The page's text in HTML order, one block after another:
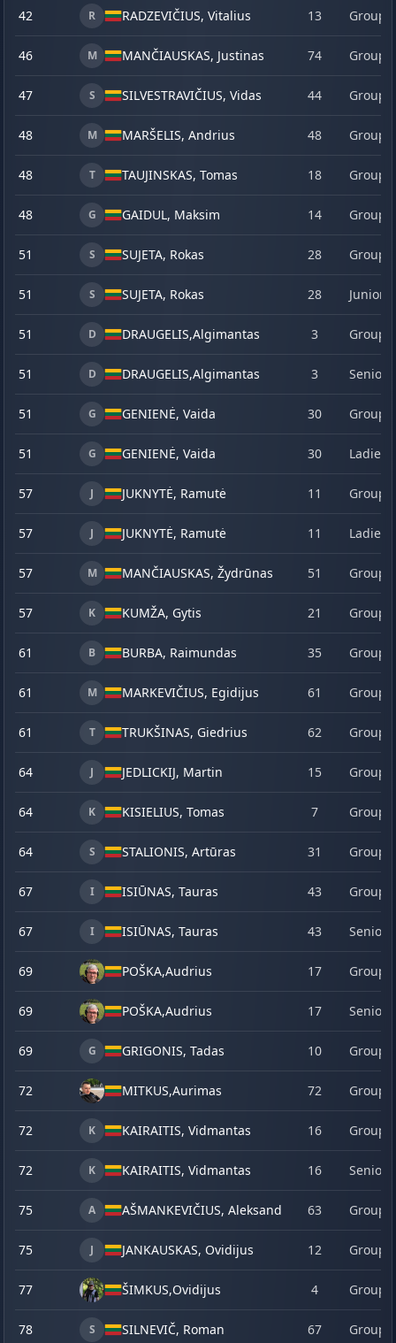
42 R RADZEVIČIUS, Vitalius 13 Group
46 M MANČIAUSKAS, Justinas 74 Group
47 S SILVESTRAVIČIUS, Vidas 44 Group
48 M MARŠELIS, Andrius 48 Group
48 T TAUJINSKAS, Tomas 18 Group
48 G GAIDUL, Maksim 14 Group
51 S SUJETA, Rokas 28 Group
51 S SUJETA, Rokas 28 Junior
51 D DRAUGELIS,Algimantas 3 Group
51 D DRAUGELIS,Algimantas 3 Senior
51 G GENIENĖ, Vaida 30 Group
51 G GENIENĖ, Vaida 30 Ladies
57 J JUKNYTĖ, Ramutė 11 Group
57 J JUKNYTĖ, Ramutė 11 Ladies
57 M MANČIAUSKAS, Žydrūnas 51 Group
57 K KUMŽA, Gytis 21 Group
61 B BURBA, Raimundas 35 Group
61 M MARKEVIČIUS, Egidijus 61 Group
61 T TRUKŠINAS, Giedrius 62 Group
64 J JEDLICKIJ, Martin 15 Group
64 K KISIELIUS, Tomas 7 Group
64 S STALIONIS, Artūras 31 Group
67 I ISIŪNAS, Tauras 43 Group
67 I ISIŪNAS, Tauras 43 Senior
69 POŠKA,Audrius 17 Group
69 POŠKA,Audrius 17 Senior
69 G GRIGONIS, Tadas 10 Group
72 MITKUS,Aurimas 72 Group
72 K KAIRAITIS, Vidmantas 16 Group
72 K KAIRAITIS, Vidmantas 16 Senior
75 A AŠMANKEVIČIUS, Aleksandras 63 Group
75 J JANKAUSKAS, Ovidijus 12 Group
77 ŠIMKUS,Ovidijus 4 Group
78 S SILNEVIČ, Roman 67 Group